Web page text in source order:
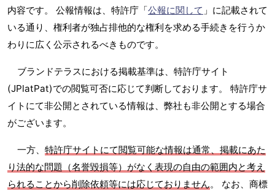
内容です。 公報情報は、特許庁「公報に関して 」に記載されて
いる通り、権利者が独占排他的な権利を求める手続きを行うか
わりに広く公示されるべきものです。
ブランドテラスにおける掲載基準は、特許庁サイト
(JPlatPat)での閲覧可否に応じて判断しております。 特許庁サ
イトにて非公開とされている情報は、弊社も非公開とする場合
がございます。
一方、 特許庁サイトにて閲覧可能な情報は通常、掲載にあた
り法的な問題（名誉毀損等）がなく表現の自由の範囲内と考え
られることから削除依頼等には応じておりません。 なお、商標